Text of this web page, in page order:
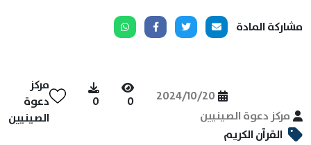
مشاركة المادة
مركز دعوة الصينيين
2024/10/20
0
0
مركز
دعوة
الصينيين
القرآن الكريم